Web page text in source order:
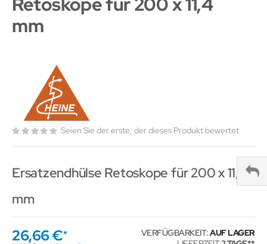
mm
Seien Sie der erste, der dieses Produkt bewertet
Ersatzendhülse Retoskope für 200 x 11,4
mm
26,66 € VERFÜGBARKEIT:AUF LAGER